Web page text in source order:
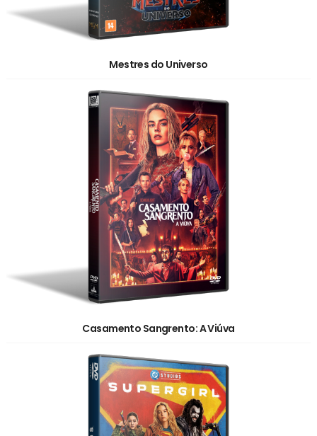
Mestres do Universo
Casamento Sangrento: A Viúva